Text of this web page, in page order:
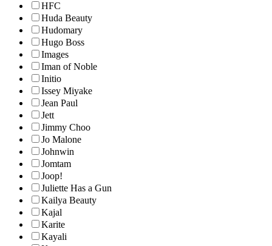
HFC
Huda Beauty
Hudomary
Hugo Boss
Images
Iman of Noble
Initio
Issey Miyake
Jean Paul
Jett
Jimmy Choo
Jo Malone
Johnwin
Jomtam
Joop!
Juliette Has a Gun
Kailya Beauty
Kajal
Karite
Kayali